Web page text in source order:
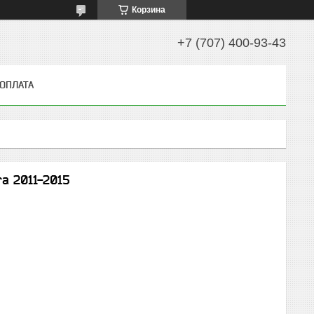
Корзина
+7 (707) 400-93-43
2011-2015